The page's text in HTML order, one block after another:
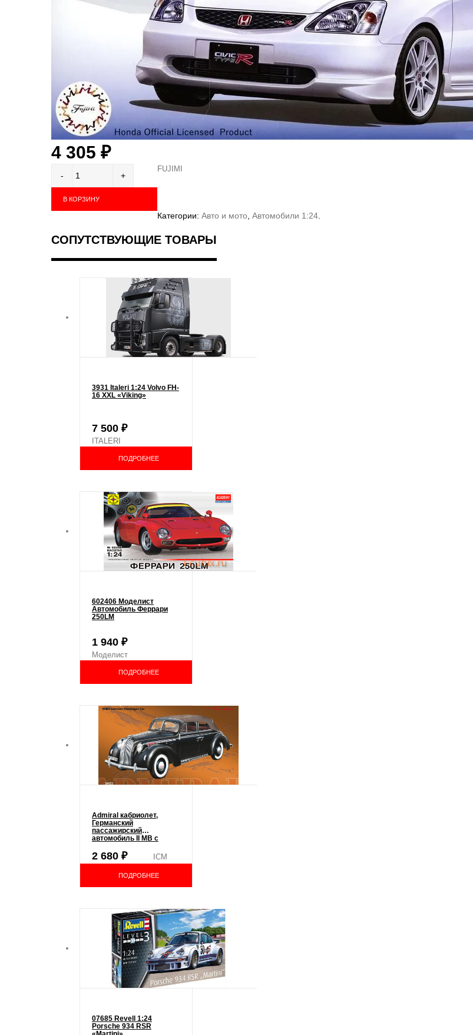
4 305 ₽
FUJIMI
В КОРЗИНУ
Категории: Авто и мото Автомобили 1:24
СОПУТСТВУЮЩИЕ ТОВАРЫ
3931 Italeri 1:24 Volvo FH-
16 XXL «Viking»
7 500 ₽
ITALERI
ПОДРОБНЕЕ
602406 Моделист
Автомобиль Феррари
250LM
1 940 ₽
Моделист
ПОДРОБНЕЕ
Admiral кабриолет,
Германский
пассажирский
автомобиль ІІ МВ с
(ICM 24022)
2 680 ₽ ICM
ПОДРОБНЕЕ
07685 Revell 1:24
Porsche 934 RSR